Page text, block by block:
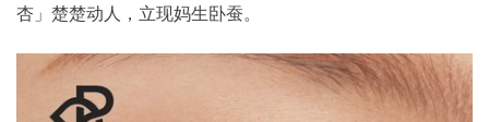
杏」楚楚动人，立现妈生卧蚕。